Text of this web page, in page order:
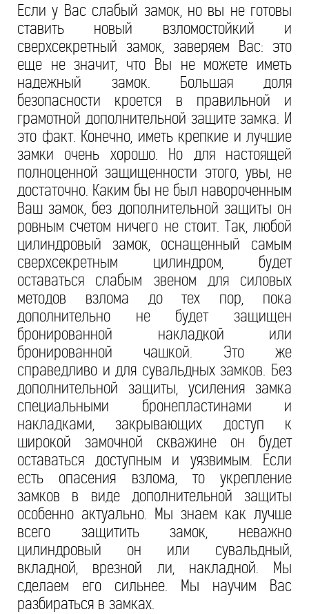
Если у Вас слабый замок, но вы не готовы
ставить новый взломостойкий и
сверхсекретный замок, заверяем Вас: это
еще не значит, что Вы не можете иметь
надежный замок. Большая доля
безопасности кроется в правильной и
грамотной дополнительной защите замка. И
это факт. Конечно, иметь крепкие и лучшие
замки очень хорошо. Но для настоящей
полноценной защищенности этого, увы, не
достаточно. Каким бы не был навороченным
Ваш замок, без дополнительной защиты он
ровным счетом ничего не стоит. Так, любой
цилиндровый замок, оснащенный самым
сверхсекретным цилиндром, будет
оставаться слабым звеном для силовых
методов взлома до тех пор, пока
дополнительно не будет защищен
бронированной накладкой или
бронированной чашкой. Это же
справедливо и для сувальдных замков. Без
дополнительной защиты, усиления замка
специальными бронепластинами и
накладками, закрывающих доступ к
широкой замочной скважине он будет
оставаться доступным и уязвимым. Если
есть опасения взлома, то укрепление
замков в виде дополнительной защиты
особенно актуально. Мы знаем как лучше
всего защитить замок, неважно
цилиндровый он или сувальдный,
вкладной, врезной ли, накладной. Мы
сделаем его сильнее. Мы научим Вас
разбираться в замках.